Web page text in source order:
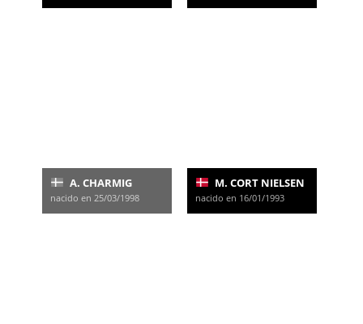
A. CHARMIG
nacido en 25/03/1998
M. CORT NIELSEN
nacido en 16/01/1993